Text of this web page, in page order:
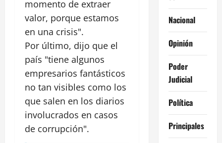
momento de extraer
valor, porque estamos
en una crisis".
Por último, dijo que el
país "tiene algunos
empresarios fantásticos
no tan visibles como los
que salen en los diarios
involucrados en casos
de corrupción".
Nacional
Opinión
Poder
Judicial
Política
Principales